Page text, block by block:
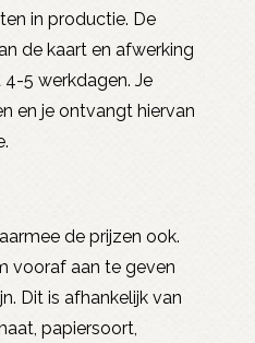
in productie. De
de kaart en afwerking
5 werkdagen. Je
en je ontvangt hiervan
de prijzen ook.
vooraf aan te geven
Dit is afhankelijk van
papiersoort,